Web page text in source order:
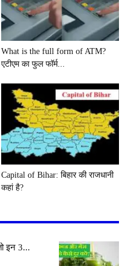
What is the full form of ATM?
एटीएम का फुल फॉर्म...
Capital of Bihar: बिहार की राजधानी
कहां है?
इन 3...